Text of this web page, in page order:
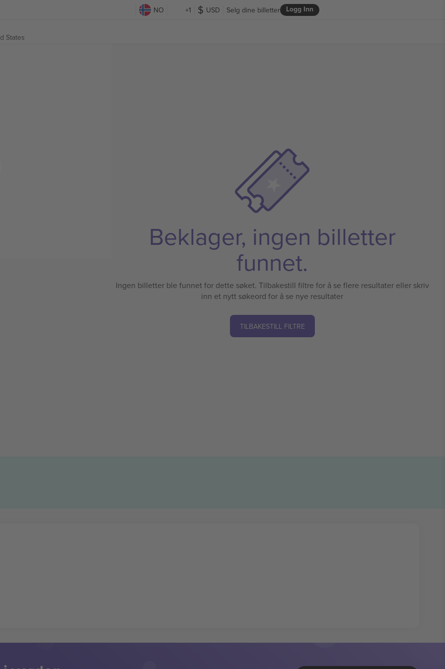
NO +1 USD Logg Inn
Selg dine billetter
States
Beklager, ingen billetter
funnet.
Ingen billetter ble funnet for dette søket. Tilbakestill filtre for å se flere resultater eller skriv
inn et nytt søkeord for å se nye resultater
TILBAKESTILL FILTRE